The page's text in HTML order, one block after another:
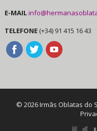
E-MAIL
TELEFONE (+34) 91 415 16 43
© 2026 Irmãs Oblatas